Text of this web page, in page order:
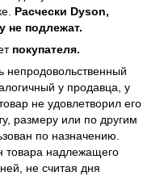
Расчески Dyson,
не подлежат.
покупателя.
непродовольственный
у продавца, у
не удовлетворил его
размеру или по другим
по назначению.
товара надлежащего
не считая дня